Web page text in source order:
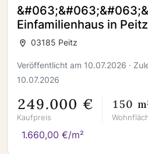
Einfamilienhaus in
Familien oder
03185 Peitz
Veröffentlicht am 10.07.2026 ·
10.07.2026
249.000 €
Kaufpreis
150
1.660,00 €/m²